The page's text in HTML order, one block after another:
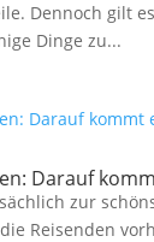
Dennoch gilt
Dinge zu...
Darauf
zur
Reisenden